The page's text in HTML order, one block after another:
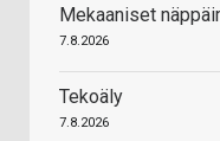
Mekaaniset
7.8.2026
Tekoäly
7.8.2026